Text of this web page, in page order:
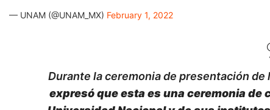
— UNAM (@UNAM_MX) February 1, 2022
Durante la ceremonia de presentación de
expresó que esta es una ceremonia